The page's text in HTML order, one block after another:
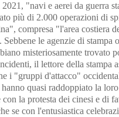
"navi e aerei da guerra
più di 2.000 operazioni di
compresa "l'area costiera
le agenzie di stampa
misteriosamente trovato
il lettore della stampa
i "gruppi d'attacco"
quasi raddoppiato la
con la protesta dei cinesi e di
se con l'entusiastica